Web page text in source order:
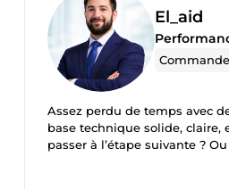
El_aid
Assez perdu de temps avec
base technique solide, claire,
passer à l’étape suivante ?
vous : ✅ Un site web rapide,
configuré sur mesure pour